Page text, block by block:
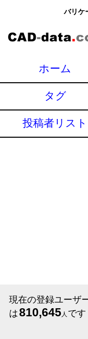
バリケ
ホーム
タグ
投稿者リスト
現在の登録ユーザ
は810,645人 です